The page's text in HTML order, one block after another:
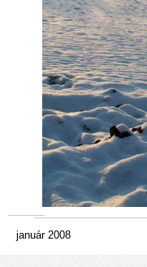
január 2008